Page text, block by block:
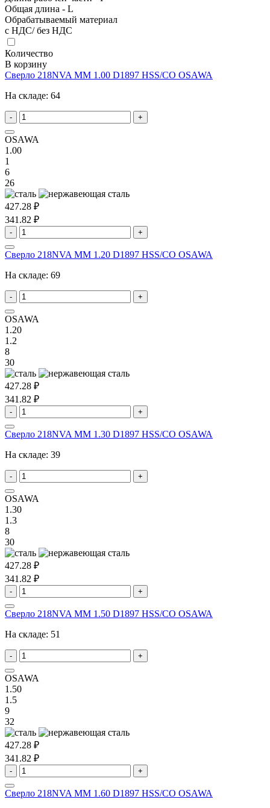
Общая длина - L
Обрабатываемый материал
с НДС/ без НДС
Количество
В корзину
Сверло 218NVA MM 1.00 D1897 HSS/CO OSAWA
На складе: 64
- +
OSAWA
1.00
1
6
26
427.28 ₽
341.82 ₽
- +
Сверло 218NVA MM 1.20 D1897 HSS/CO OSAWA
На складе: 69
- +
OSAWA
1.20
1.2
8
30
427.28 ₽
341.82 ₽
- +
Сверло 218NVA MM 1.30 D1897 HSS/CO OSAWA
На складе: 39
- +
OSAWA
1.30
1.3
8
30
427.28 ₽
341.82 ₽
- +
Сверло 218NVA MM 1.50 D1897 HSS/CO OSAWA
На складе: 51
- +
OSAWA
1.50
1.5
9
32
427.28 ₽
341.82 ₽
- +
Сверло 218NVA MM 1.60 D1897 HSS/CO OSAWA